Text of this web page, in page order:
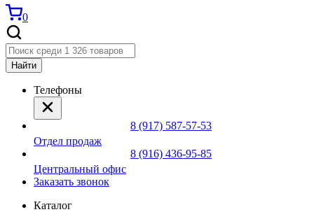
0
Найти
Телефоны
8 (917) 587-57-53
Отдел продаж
8 (916) 436-95-85
Центральный офис
Заказать звонок
Каталог